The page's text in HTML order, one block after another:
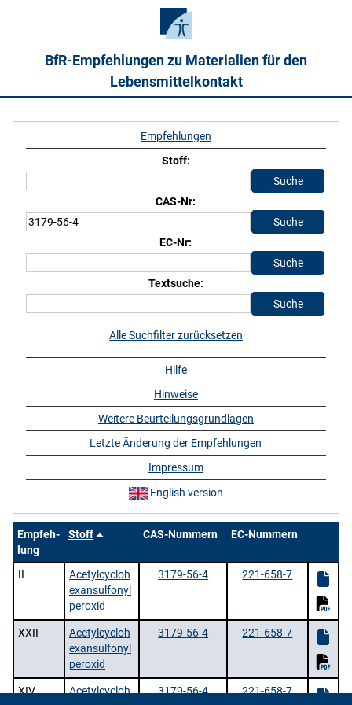
BfR-Empfehlungen zu Materialien für den
Lebensmittelkontakt
Empfeh-
lung
Stoff CAS-Nummern EC-Nummern
II
Acetylcycloh
exansulfonyl
peroxid
3179-56-4 221-658-7
XXII
Acetylcycloh
exansulfonyl
peroxid
3179-56-4 221-658-7
XIV
Acetylcycloh
3179-56-4 221-658-7
Empfehlungen
Stoff:
CAS-Nr:
EC-Nr:
Textsuche:
Alle Suchfilter zurücksetzen
Hilfe
Hinweise
Weitere Beurteilungsgrundlagen
Letzte Änderung der Empfehlungen
Impressum
English version